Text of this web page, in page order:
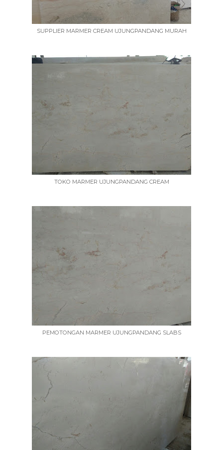
SUPPLIER MARMER CREAM UJUNGPANDANG MURAH
TOKO MARMER UJUNGPANDANG CREAM
PEMOTONGAN MARMER UJUNGPANDANG SLABS